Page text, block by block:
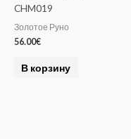
CHM019
Золотое Руно
56.00€
В корзину